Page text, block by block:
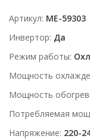
Артикул ME-59303
Инвертор Да
Режим работы
Мощность
Мощность
Потребляемая
Напряжение 220-